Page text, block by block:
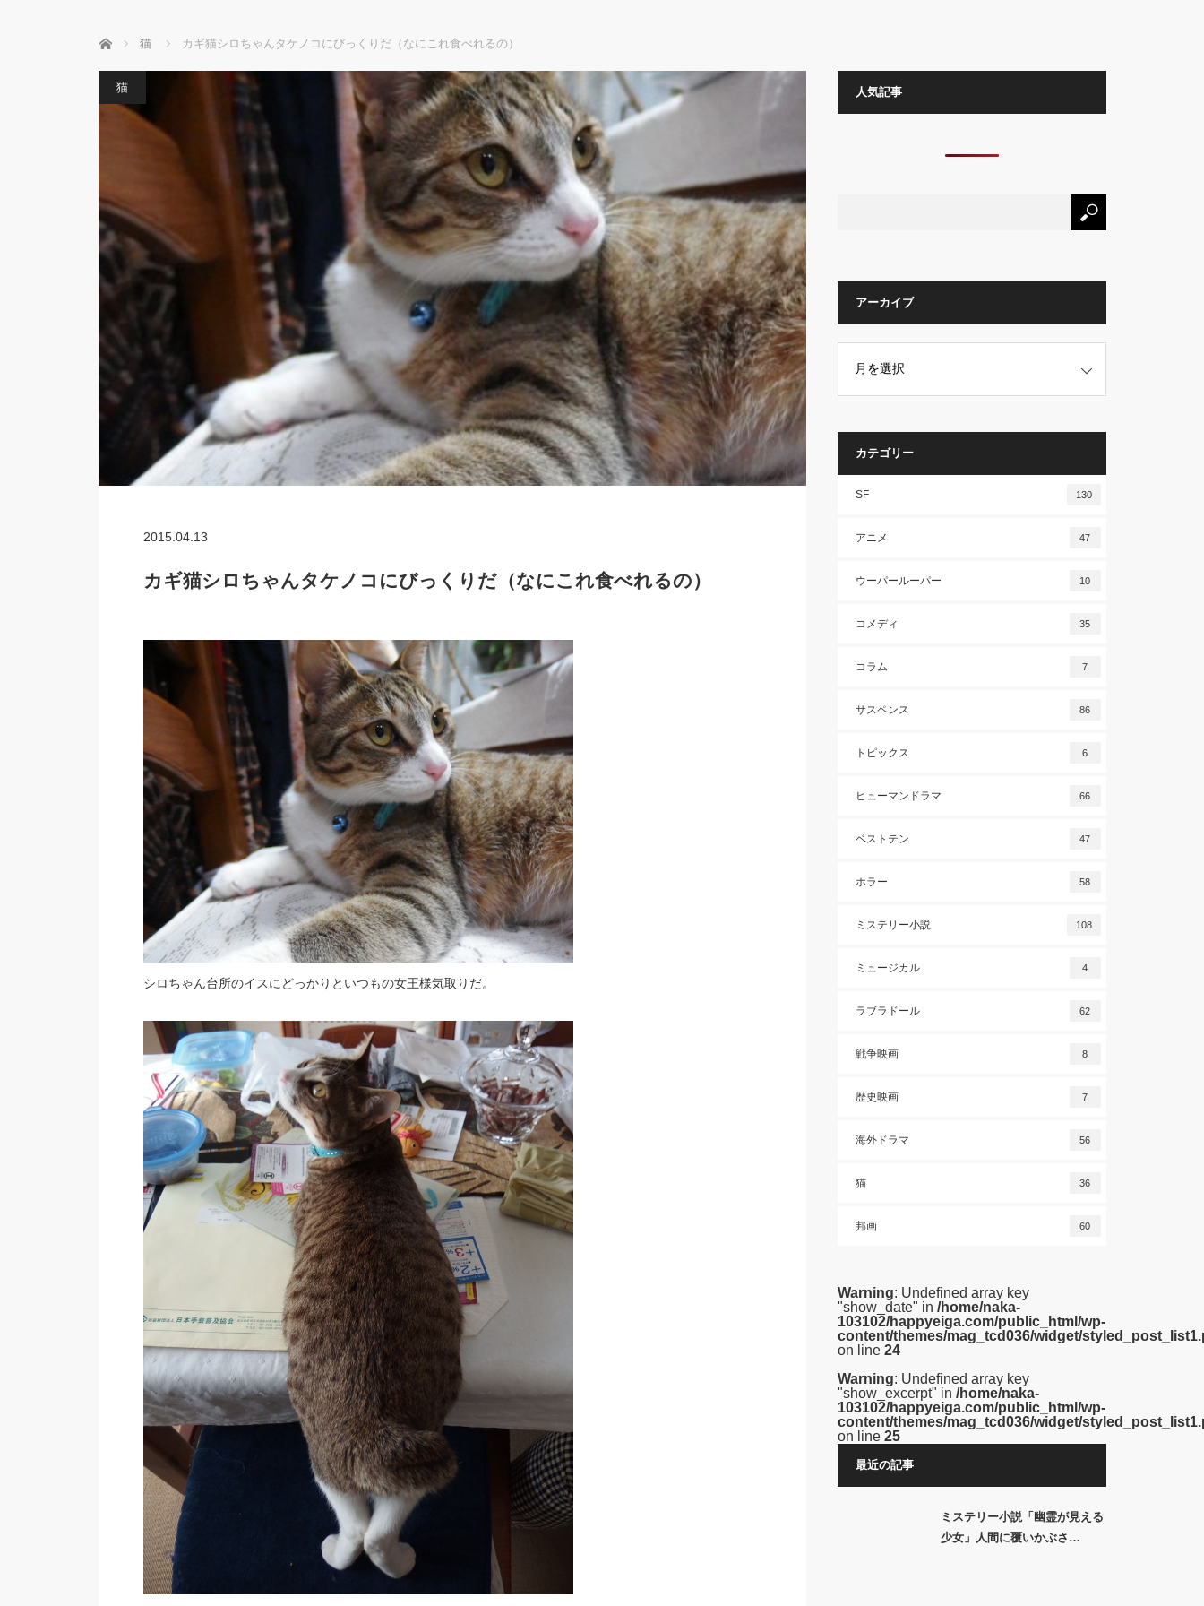
ホーム 猫 カギ猫シロちゃんタケノコにびっくりだ（なにこれ食べれるの）
猫
2015.04.13
カギ猫シロちゃんタケノコにびっくりだ（なにこれ食べれるの）
シロちゃん台所のイスにどっかりといつもの女王様気取りだ。
人気記事
アーカイブ
カテゴリー
SF 130
アニメ 47
ウーパールーパー 10
コメディ 35
コラム 7
サスペンス 86
トピックス 6
ヒューマンドラマ 66
ベストテン 47
ホラー 58
ミステリー小説 108
ミュージカル 4
ラブラドール 62
戦争映画 8
歴史映画 7
海外ドラマ 56
猫 36
邦画 60
Warning: Undefined array key
"show_date" in /home/naka-
103102/happyeiga.com/public_html/wp-
content/themes/mag_tcd036/widget/
on line 24
Warning: Undefined array key
"show_excerpt" in /home/naka-
103102/happyeiga.com/public_html/wp-
content/themes/mag_tcd036/widget/
on line 25
最近の記事
ミステリー小説「幽霊が見える
少女」人間に覆いかぶさ…